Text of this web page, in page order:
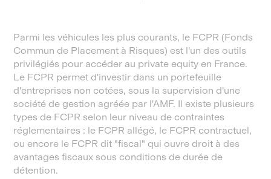
Parmi les véhicules les plus courants, le FCPR (Fonds
Commun de Placement à Risques) est l'un des outils
privilégiés pour accéder au private equity en France.
Le FCPR permet d'investir dans un portefeuille
d'entreprises non cotées, sous la supervision d'une
société de gestion agréée par l'AMF. Il existe plusieurs
types de FCPR selon leur niveau de contraintes
réglementaires : le FCPR allégé, le FCPR contractuel,
ou encore le FCPR dit "fiscal" qui ouvre droit à des
avantages fiscaux sous conditions de durée de
détention.